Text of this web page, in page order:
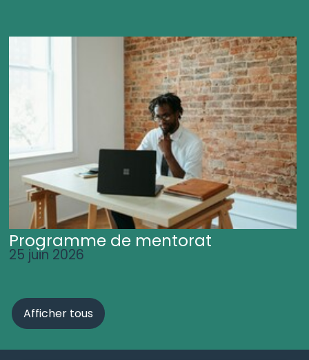
Programme de mentorat
25 juin 2026
Afficher tous